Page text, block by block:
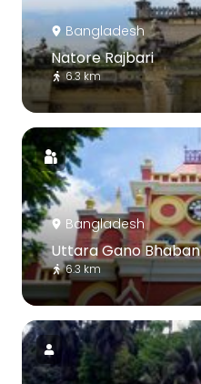
Bangladesh
Natore Rajbari
6.3 km
Bangladesh
Uttara Gano Bhaban
6.3 km